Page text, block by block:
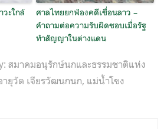
ะใกล้
ศาลไทยยกฟ้องคดีเขื่อนลาว –
คำถามต่อความรับผิดชอบเมื่อรัฐ
ทำสัญญาในต่างแดน
สมาคมอนุรักษ์นกและธรรมชาติแห่ง
ายุวัต เจียรวัฒนกนก, แม่น้ำโขง